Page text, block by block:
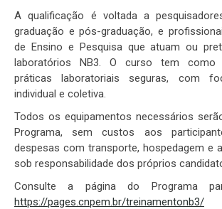
A qualificação é voltada a
graduação e pós-graduação, e
de Ensino e Pesquisa que atuam ou
laboratórios NB3. O curso tem como
práticas laboratoriais seguras, com
individual e coletiva.
Todos os equipamentos necessários
Programa, sem custos aos
despesas com transporte, hospedagem e
sob responsabilidade dos próprios
Consulte a página do Programa
https://pages.cnpem.br/treinamentonb3/